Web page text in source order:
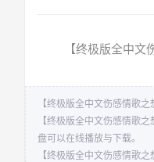
【终极版全中
【终极版全中文伤感情歌
【终极版全中文伤感情歌
盘可以在线播放与下载。
【终极版全中文伤感情歌